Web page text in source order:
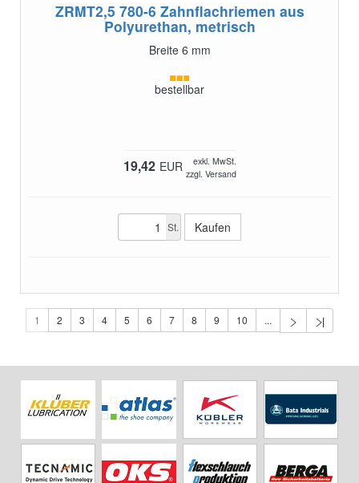
ZRMT2,5 780-6 Zahnflachriemen aus
Polyurethan, metrisch
Breite 6 mm
bestellbar
19,42 EUR
exkl. MwSt.
zzgl. Versand
St.
1 2 3 4 5 6 7 8 9 10 ...